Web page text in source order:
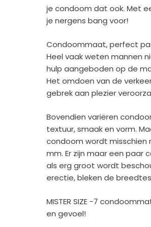
je condoom dat ook. Met
je nergens bang voor!
Condoommaat, perfect
Heel vaak weten mannen
hulp aangeboden op de
Het omdoen van de
gebrek aan plezier
Bovendien variëren
textuur, smaak en vorm.
condoom wordt
mm. Er zijn maar een paar
als erg groot wordt
erectie, bleken de
MISTER SIZE -7
en gevoel!